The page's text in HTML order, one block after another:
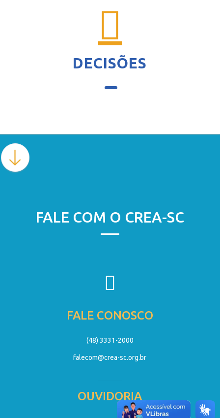
DECISÕES
FALE COM O CREA-SC
FALE CONOSCO
(48) 3331-2000
falecom@crea-sc.org.br
OUVIDORIA